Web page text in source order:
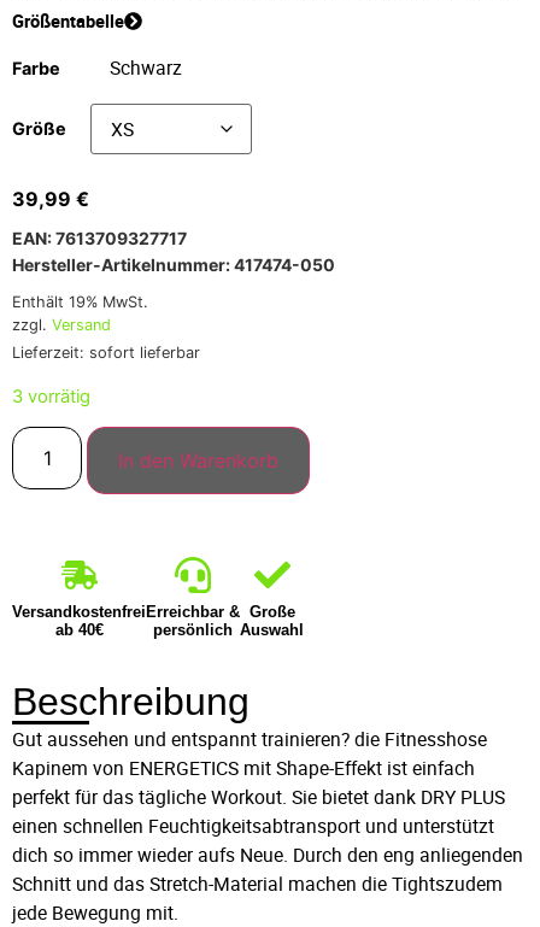
Größentabelle
Farbe
Größe
39,99 €
EAN: 7613709327717
Hersteller-Artikelnummer: 417474-050
Enthält 19% MwSt.
zzgl. Versand
Lieferzeit: sofort lieferbar
3 vorrätig
In den Warenkorb
Versandkostenfrei
ab 40€
Erreichbar &
persönlich
Große
Auswahl
Beschreibung
Gut aussehen und entspannt trainieren? die Fitnesshose
Kapinem von ENERGETICS mit Shape-Effekt ist einfach
perfekt für das tägliche Workout. Sie bietet dank DRY PLUS
einen schnellen Feuchtigkeitsabtransport und unterstützt
dich so immer wieder aufs Neue. Durch den eng anliegenden
Schnitt und das Stretch-Material machen die Tightszudem
jede Bewegung mit.